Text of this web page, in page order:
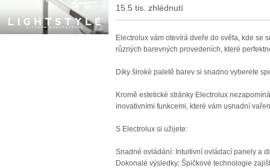
15.5 tis. zhlédnutí
Electrolux vám otevírá dveře do světa, kde se
různých barevných provedeních, které
Díky široké paletě barev si snadno vyberete
Kromě estetické stránky Electrolux
inovativními funkcemi, které vám usnadní
S Electrolux si užijete:
Snadné ovládání: Intuitivní ovládací panely a
Dokonalé výsledky: Špičkové technologie